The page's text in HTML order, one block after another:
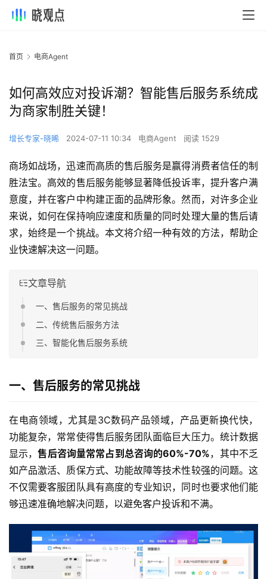
首页 电商Agent
如何高效应对投诉潮？智能售后服务系统成
为商家制胜关键！
增长专家-晓晞 2024-07-11 10:34 电商Agent 阅读 1529
商场如战场，迅速而高质的售后服务是赢得消费者信任的制
胜法宝。高效的售后服务能够显著降低投诉率，提升客户满
意度，并在客户中构建正面的品牌形象。然而，对许多企业
来说，如何在保持响应速度和质量的同时处理大量的售后请
求，始终是一个挑战。本文将介绍一种有效的方法，帮助企
业快速解决这一问题。
文章导航
一、售后服务的常见挑战
二、传统售后服务方法
三、智能化售后服务系统
一、售后服务的常见挑战
在电商领域，尤其是3C数码产品领域，产品更新换代快，
功能复杂，常常使得售后服务团队面临巨大压力。统计数据
显示，售后咨询量常常占到总咨询的60%-70%，其中不乏
如产品激活、质保方式、功能故障等技术性较强的问题。这
不仅需要客服团队具有高度的专业知识，同时也要求他们能
够迅速准确地解决问题，以避免客户投诉和不满。